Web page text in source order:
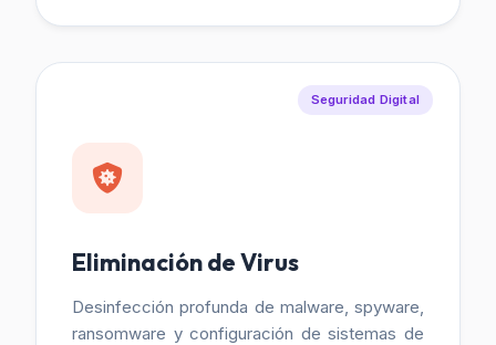
Seguridad Digital
Eliminación de Virus
Desinfección profunda de malware, spyware,
ransomware y configuración de sistemas de